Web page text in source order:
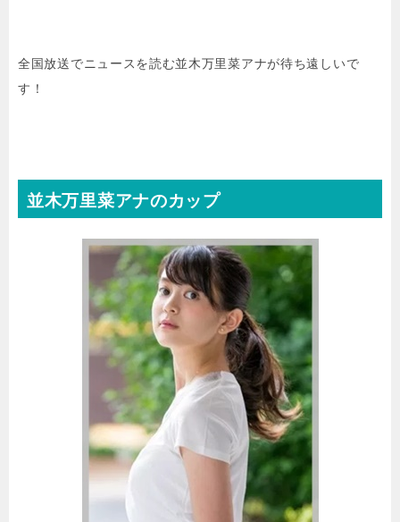
全国放送でニュースを読む並木万里菜アナが待ち遠しいで
す！
並木万里菜アナのカップ